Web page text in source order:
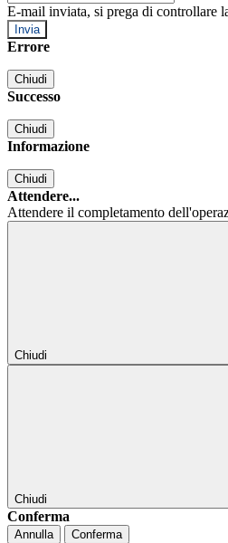
E-mail inviata, si prega di controllare
Errore
Chiudi
Successo
Chiudi
Informazione
Chiudi
Attendere...
Attendere il completamento
Chiudi
Chiudi
Conferma
Annulla Conferma